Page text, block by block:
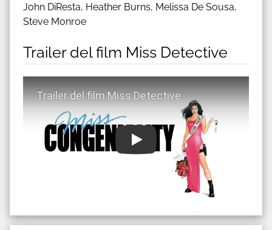
John DiResta, Heather Burns, Melissa De Sousa,
Steve Monroe
Trailer del film Miss Detective
Guarda trailer del film Miss Detective